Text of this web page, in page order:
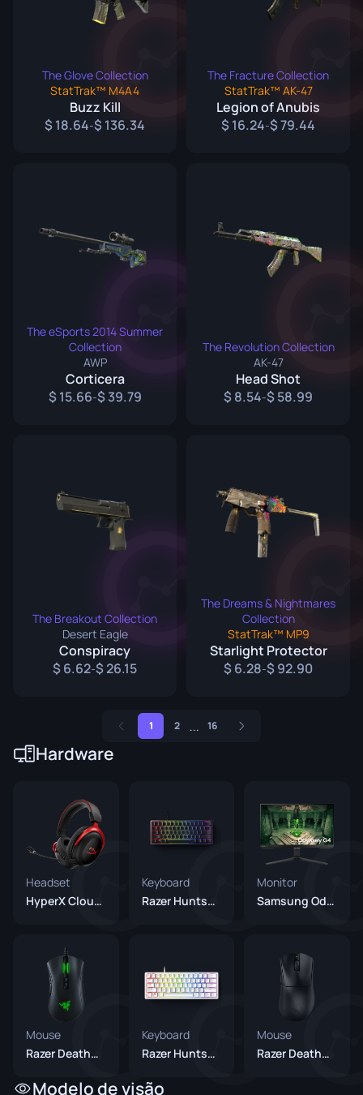
The Glove Collection
StatTrak™ M4A4
Buzz Kill
18.64- 136.34
The Fracture Collection
StatTrak™ AK-47
Legion of Anubis
16.24- 79.44
The eSports 2014 Summer
Collection
AWP
Corticera
15.66- 39.79
The Revolution Collection
AK-47
Head Shot
8.54- 58.99
The Breakout Collection
Desert Eagle
Conspiracy
6.62- 26.15
The Dreams & Nightmares
Collection
StatTrak™ MP9
Starlight Protector
6.28- 92.90
1 2 ... 16
Hardware
Headset
HyperX Cloud II
Keyboard
Razer Huntsman Mini
Monitor
Samsung Odyssey G4
Mouse
Razer DeathAdder V2
Keyboard
Razer Huntsman Mini Mercury
Mouse
Razer DeathAdder V3 HyperSpeed
Modelo de visão